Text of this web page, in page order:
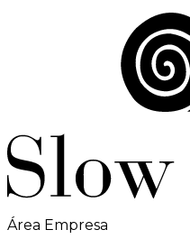
Área Empresa